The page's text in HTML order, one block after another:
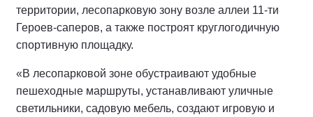
территории, лесопарковую зону возле аллеи 11-ти
Героев-саперов, а также построят круглогодичную
спортивную площадку.
«В лесопарковой зоне обустраивают удобные
пешеходные маршруты, устанавливают уличные
светильники, садовую мебель, создают игровую и